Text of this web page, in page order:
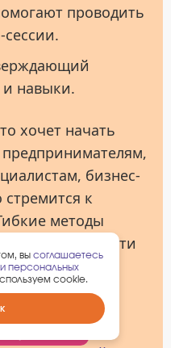
проводить
и навыки.
хочет начать
предпринимателям,
бизнес-
к
методы
на пути
основу ваш
вы соглашаетесь
персональных
cookie.